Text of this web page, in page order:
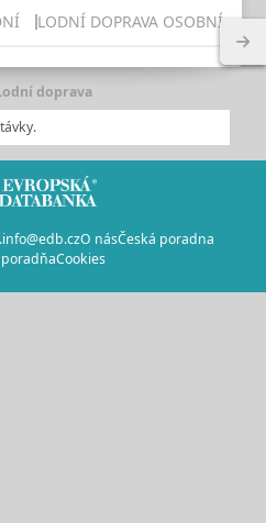
LODNÍ DOPRAVA OSOBNÍ
doprava
info@edb.czO násČeská poradna
Cookies